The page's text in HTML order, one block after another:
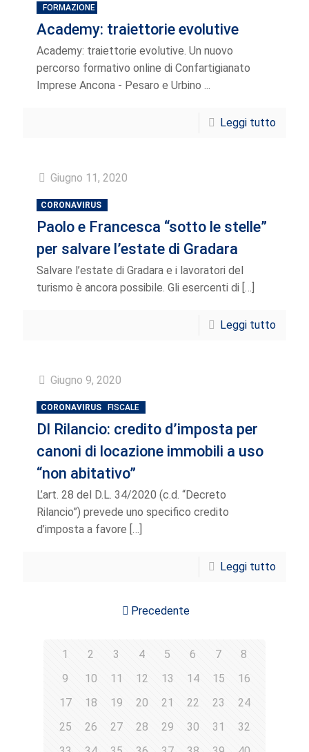
FORMAZIONE
Academy: traiettorie evolutive
Academy: traiettorie evolutive. Un nuovo
percorso formativo online di Confartigianato
Imprese Ancona - Pesaro e Urbino ...
Leggi tutto
Giugno 11, 2020
CORONAVIRUS
Paolo e Francesca “sotto le stelle”
per salvare l’estate di Gradara
Salvare l’estate di Gradara e i lavoratori del
turismo è ancora possibile. Gli esercenti di […]
Leggi tutto
Giugno 9, 2020
CORONAVIRUS FISCALE
Dl Rilancio: credito d’imposta per
canoni di locazione immobili a uso
“non abitativo”
L’art. 28 del D.L. 34/2020 (c.d. “Decreto
Rilancio”) prevede uno specifico credito
d’imposta a favore […]
Leggi tutto
Precedente
1 2 3 4 5 6 7
8
9
10 11 12 13 14 15
16
17
18 19 20 21 22 23
24
25
26 27 28 29 30 31
32